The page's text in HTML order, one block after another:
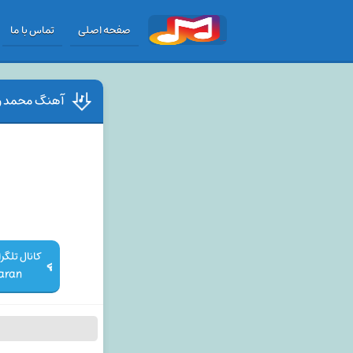
صفحه اصلی تماس با ما
آهنگ محمد